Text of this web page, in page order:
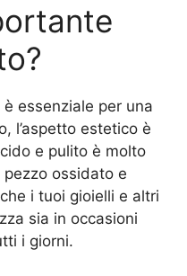
essenziale per una
l’aspetto estetico è
e pulito è molto
ossidato e
i tuoi gioielli e altri
sia in occasioni
i giorni.